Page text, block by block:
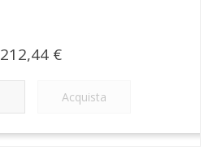
212,44 €
Acquista